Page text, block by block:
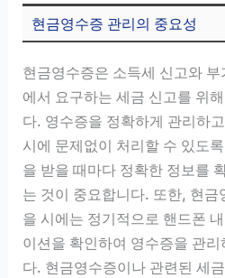
현금영수증 관리의 중요성
현금영수증은 소득세 신고와
에서 요구하는 세금 신고를 위
다. 영수증을 정확하게 관리하
시에 문제없이 처리할 수 있도
을 받을 때마다 정확한 정보를
는 것이 중요합니다. 또한, 현
을 시에는 정기적으로 핸드폰
이션을 확인하여 영수증을 관
다. 현금영수증이나 관련된 세